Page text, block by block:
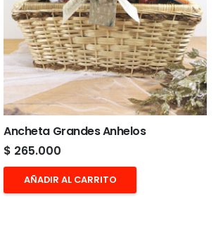
Ancheta Grandes Anhelos
$ 265.000
AÑADIR AL CARRITO